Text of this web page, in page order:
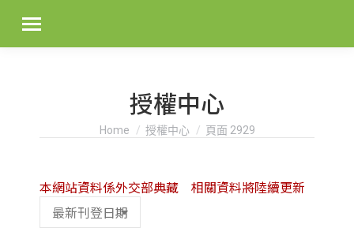
授權中心
You are here:
Home 授權中心 頁面 2929
本網站資料係外交部典藏 相關資料將陸續更新